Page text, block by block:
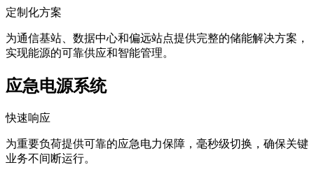
定制化方案
为通信基站、数据中心和偏远站点提供完整的储能解决方案，
实现能源的可靠供应和智能管理。
应急电源系统
快速响应
为重要负荷提供可靠的应急电力保障，毫秒级切换，确保关键
业务不间断运行。